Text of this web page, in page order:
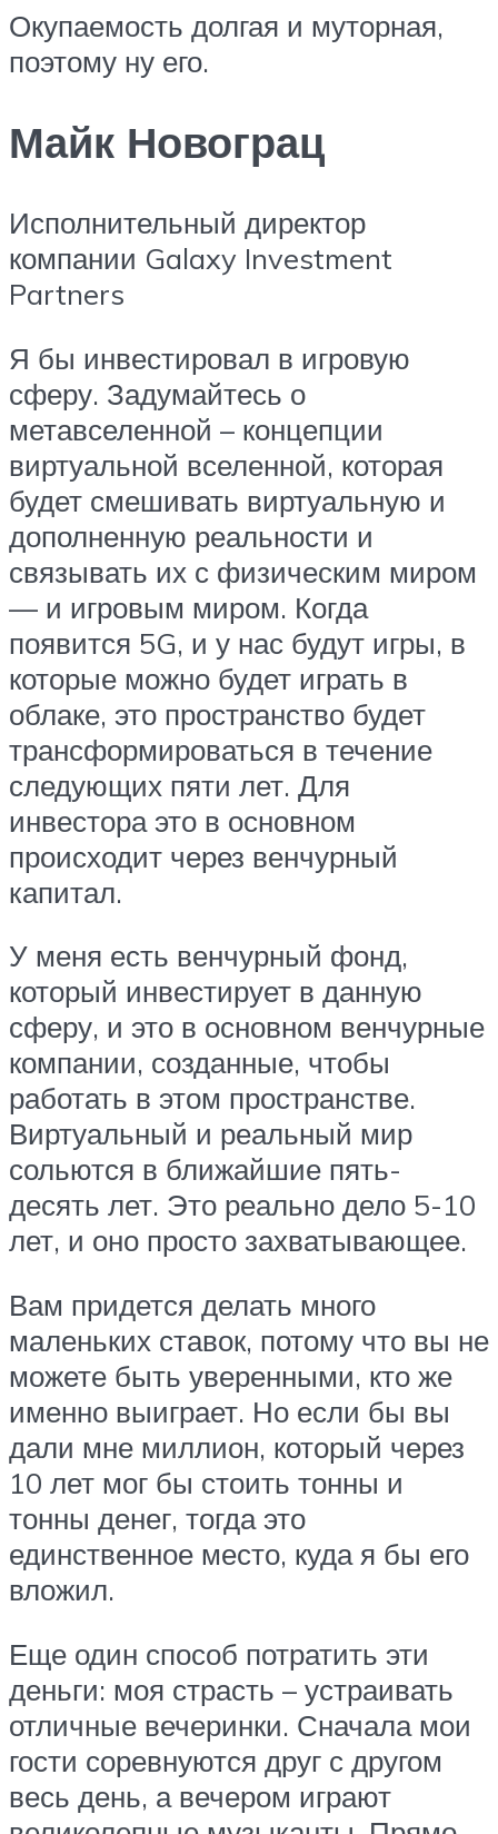
Окупаемость долгая и муторная,
поэтому ну его.
Майк Новограц
Исполнительный директор
компании Galaxy Investment
Partners
Я бы инвестировал в игровую
сферу. Задумайтесь о
метавселенной – концепции
виртуальной вселенной, которая
будет смешивать виртуальную и
дополненную реальности и
связывать их с физическим миром
— и игровым миром. Когда
появится 5G, и у нас будут игры, в
которые можно будет играть в
облаке, это пространство будет
трансформироваться в течение
следующих пяти лет. Для
инвестора это в основном
происходит через венчурный
капитал.
У меня есть венчурный фонд,
который инвестирует в данную
сферу, и это в основном венчурные
компании, созданные, чтобы
работать в этом пространстве.
Виртуальный и реальный мир
сольются в ближайшие пять-
десять лет. Это реально дело 5-10
лет, и оно просто захватывающее.
Вам придется делать много
маленьких ставок, потому что вы не
можете быть уверенными, кто же
именно выиграет. Но если бы вы
дали мне миллион, который через
10 лет мог бы стоить тонны и
тонны денег, тогда это
единственное место, куда я бы его
вложил.
Еще один способ потратить эти
деньги: моя страсть – устраивать
отличные вечеринки. Сначала мои
гости соревнуются друг с другом
весь день, а вечером играют